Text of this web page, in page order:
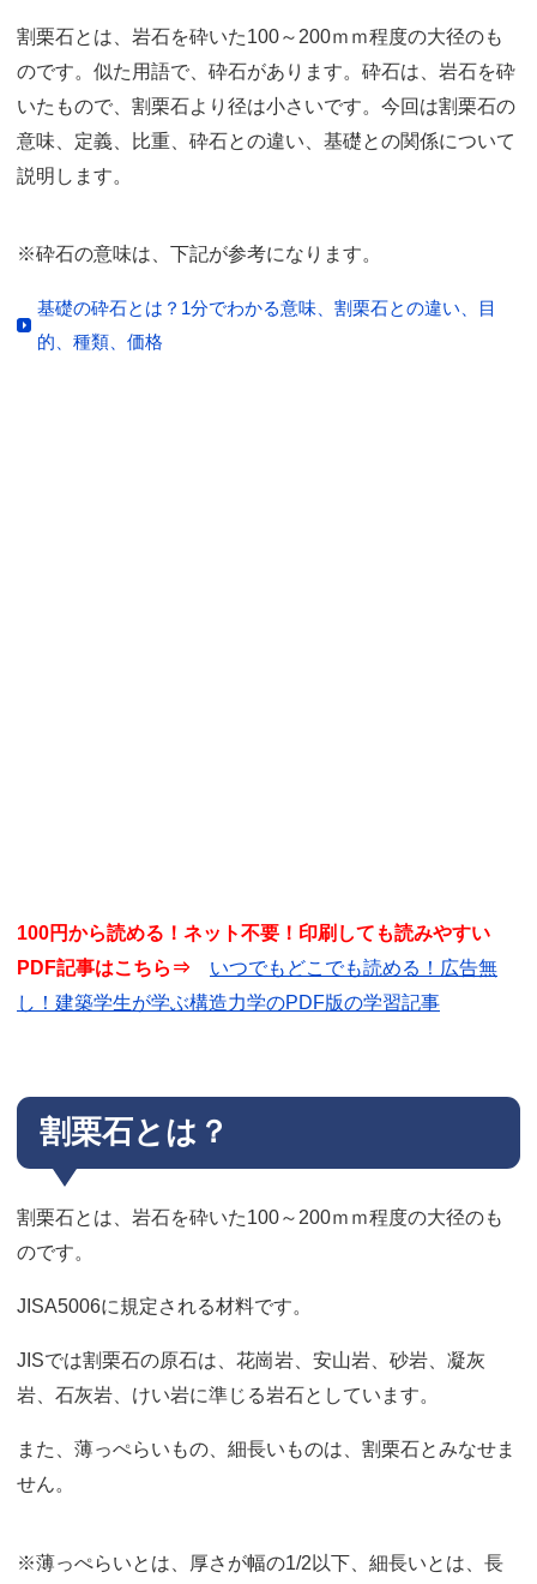
割栗石とは、岩石を砕いた100～200ｍｍ程度の大径のも
のです。似た用語で、砕石があります。砕石は、岩石を砕
いたもので、割栗石より径は小さいです。今回は割栗石の
意味、定義、比重、砕石との違い、基礎との関係について
説明します。
※砕石の意味は、下記が参考になります。
基礎の砕石とは？1分でわかる意味、割栗石との違い、目
的、種類、価格
100円から読める！ネット不要！印刷しても読みやすい
PDF記事はこちら⇒ いつでもどこでも読める！広告無
し！建築学生が学ぶ構造力学のPDF版の学習記事
割栗石とは？
割栗石とは、岩石を砕いた100～200ｍｍ程度の大径のも
のです。
JISA5006に規定される材料です。
JISでは割栗石の原石は、花崗岩、安山岩、砂岩、凝灰
岩、石灰岩、けい岩に準じる岩石としています。
また、薄っぺらいもの、細長いものは、割栗石とみなせま
せん。
※薄っぺらいとは、厚さが幅の1/2以下、細長いとは、長